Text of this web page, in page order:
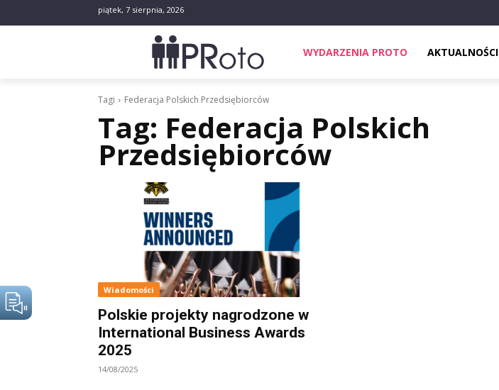
piątek, 7 sierpnia, 2026
WYDARZENIA PROTO AKTUALNOŚCI
Tagi Federacja Polskich Przedsiębiorców
Tag: Federacja Polskich
Przedsiębiorców
Wiadomości
Polskie projekty nagrodzone w
International Business Awards
2025
14/08/2025